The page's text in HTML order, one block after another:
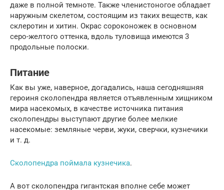
даже в полной темноте. Также членистоногое обладает
наружным скелетом, состоящим из таких веществ, как
склеротин и хитин. Окрас сороконожек в основном
серо-желтого оттенка, вдоль туловища имеются 3
продольные полоски.
Питание
Как вы уже, наверное, догадались, наша сегодняшняя
героиня сколопендра является отъявленным хищником
мира насекомых, в качестве источника питания
сколопендры выступают другие более мелкие
насекомые: земляные черви, жуки, сверчки, кузнечики
и т. д.
Сколопендра поймала кузнечика.
А вот сколопендра гигантская вполне себе может